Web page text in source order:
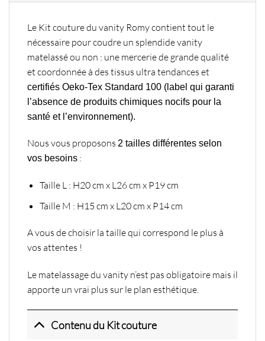
Le Kit couture du vanity Romy contient tout le
nécessaire pour coudre un splendide vanity
matelassé ou non : une mercerie de grande qualité
et coordonnée à des tissus ultra tendances et
certifiés Oeko-Tex Standard 100 (label qui garanti
l’absence de produits chimiques nocifs pour la
santé et l’environnement).
Nous vous proposons 2 tailles différentes selon
vos besoins :
Taille L : H20 cm x L26 cm x P19 cm
Taille M : H15 cm x L20 cm x P14 cm
A vous de choisir la taille qui correspond le plus à
vos attentes !
Le matelassage du vanity n’est pas obligatoire mais il
apporte un vrai plus sur le plan esthétique.
Contenu du Kit couture